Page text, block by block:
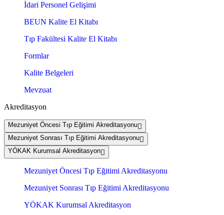
İdari Personel Gelişimi
BEUN Kalite El Kitabı
Tıp Fakültesi Kalite El Kitabı
Formlar
Kalite Belgeleri
Mevzuat
Akreditasyon
Mezuniyet Öncesi Tıp Eğitimi Akreditasyonu
Mezuniyet Sonrası Tıp Eğitimi Akreditasyonu
YÖKAK Kurumsal Akreditasyon
Mezuniyet Öncesi Tıp Eğitimi Akreditasyonu
Mezuniyet Sonrası Tıp Eğitimi Akreditasyonu
YÖKAK Kurumsal Akreditasyon